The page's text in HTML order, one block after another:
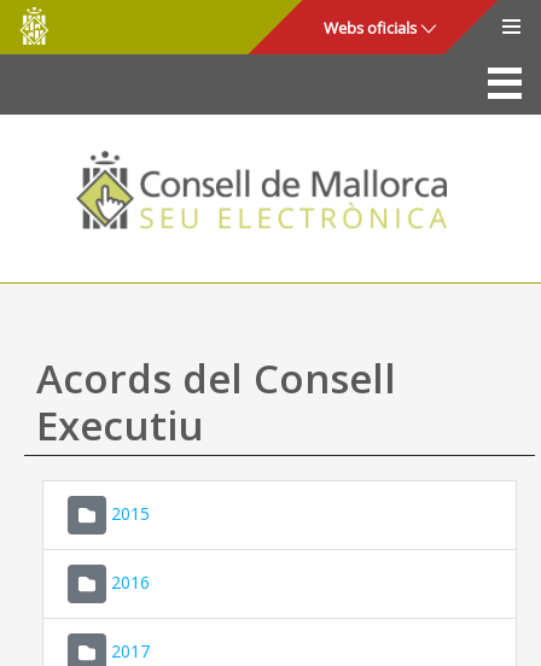
Salta al contingut principal
Consell
de
Mallorca
Webs oficials
La Seu
Consell de Mallorca
Accés i seguretat
Utilitats
Ajuda
Acords del Consell
Executiu
2015
2016
2017